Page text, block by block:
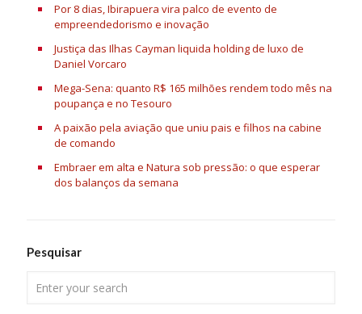
Por 8 dias, Ibirapuera vira palco de evento de
empreendedorismo e inovação
Justiça das Ilhas Cayman liquida holding de luxo de
Daniel Vorcaro
Mega-Sena: quanto R$ 165 milhões rendem todo mês na
poupança e no Tesouro
A paixão pela aviação que uniu pais e filhos na cabine
de comando
Embraer em alta e Natura sob pressão: o que esperar
dos balanços da semana
Pesquisar